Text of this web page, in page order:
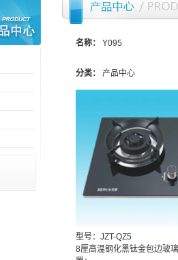
名称： Y095
分类： 产品中心
型号：JZT-QZ5
8厘高温钢化黑钛金包边玻